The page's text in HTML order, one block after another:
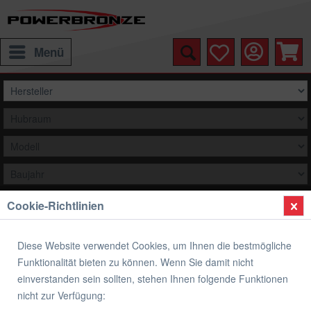
Menü
Auswählen
Übersicht Sitzabdeckung
Sitzabdeckung KAWASAKI ZX6-R
Cookie-Richtlinien
Diese Website verwendet Cookies, um Ihnen die bestmögliche
Funktionalität bieten zu können. Wenn Sie damit nicht
einverstanden sein sollten, stehen Ihnen folgende Funktionen
nicht zur Verfügung: